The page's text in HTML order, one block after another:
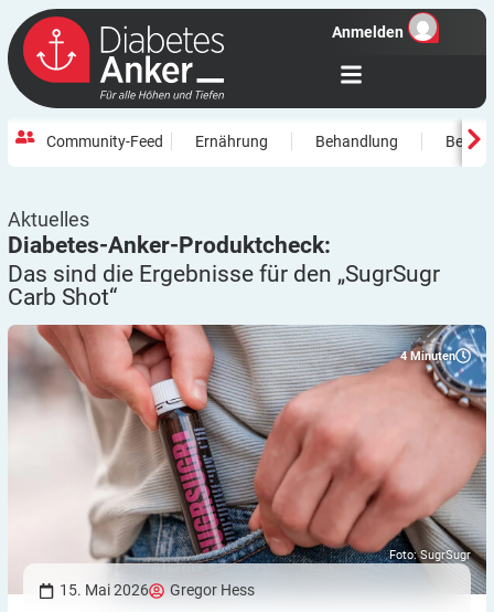
Anmelden
Community-Feed Ernährung Behandlung
Aktuelles
Diabetes-Anker-Produktcheck:
Das sind die Ergebnisse für den „SugrSugr
Carb Shot“
4 Minuten
Foto: SugrSugr
15. Mai 2026 Gregor Hess